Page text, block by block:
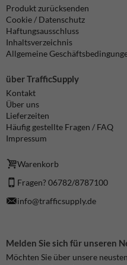
Produkt zurücksenden
Cookie / Datenschutz
Haftungsausschluss
Inhaltsverzeichnis
Allgemeine
über TrafficSupply
Kontakt
Über uns
Lieferzeiten
Häufig gestellte Fragen / FAQ
Impressum
Warenkorb
Fragen? 06782/8787100
info@trafficsupply.de
Melden Sie sich für unseren
Möchten Sie über unsere